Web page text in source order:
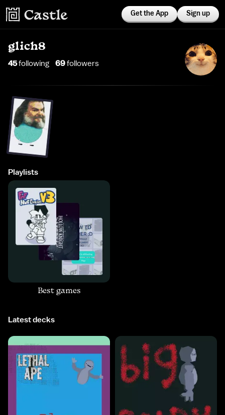
Get the App Sign up
glich8
45following 69followers
Playlists
Best games
Latest decks